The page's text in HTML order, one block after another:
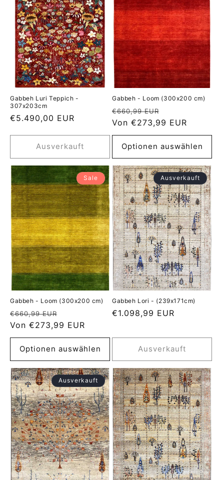
Gabbeh Luri Teppich -
307x203cm
Normaler
€5.490,00 EUR
Ausverkauft
Gabbeh - Loom (300x200 cm)
Normaler
Preis
€660,99 EUR
Von €273,99 EUR
Optionen auswählen
Sale
Gabbeh - Loom (300x200 cm)
Normaler
Preis
€660,99 EUR
Verkaufspreis
Von €273,99 EUR
Optionen auswählen
Ausverkauft
Gabbeh Lori - (239x171cm)
Normaler
€1.098,99 EUR
Ausverkauft
Ausverkauft